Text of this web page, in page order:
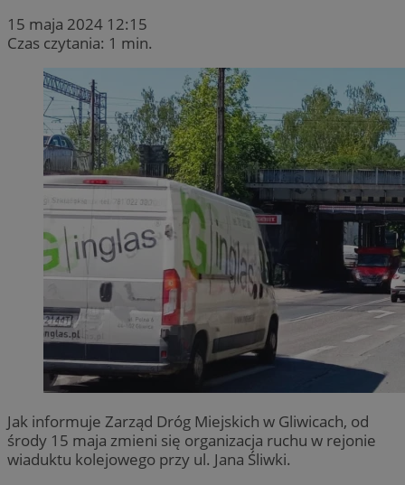
15 maja 2024 12:15
Czas czytania: 1 min.
Jak informuje Zarząd Dróg Miejskich w Gliwicach, od
środy 15 maja zmieni się organizacja ruchu w rejonie
wiaduktu kolejowego przy ul. Jana Śliwki.